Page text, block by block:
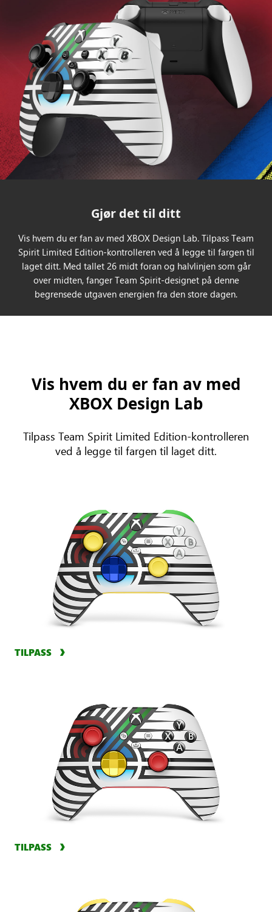
Gjør det til ditt
Vis hvem du er fan av med XBOX Design Lab. Tilpass Team
Spirit Limited Edition-kontrolleren ved å legge til fargen til
laget ditt. Med tallet 26 midt foran og halvlinjen som går
over midten, fanger Team Spirit-designet på denne
begrensede utgaven energien fra den store dagen.
Vis hvem du er fan av med
XBOX Design Lab
Tilpass Team Spirit Limited Edition-kontrolleren
ved å legge til fargen til laget ditt.
TILPASS
TILPASS